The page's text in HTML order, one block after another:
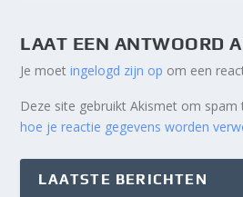
LAAT EEN ANTWOORD
Je moetingelogd zijn op om een
Deze site gebruikt Akismet om spam
hoe je reactie gegevens worden
LAATSTE BERICHTEN